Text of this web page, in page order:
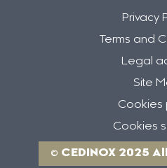
Privacy
Terms and
Legal
Site
Cookies
Cookies
© CEDINOX 2025